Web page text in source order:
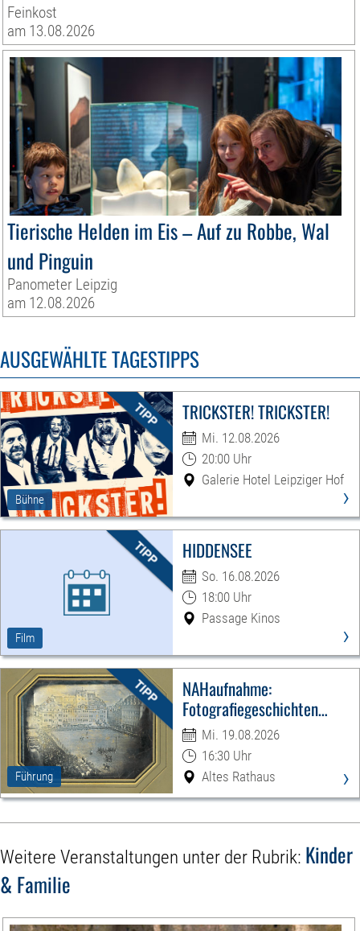
Feinkost
am 13.08.2026
Tierische Helden im Eis – Auf zu Robbe, Wal
und Pinguin
Panometer Leipzig
am 12.08.2026
AUSGEWÄHLTE TAGESTIPPS
Bühne
TRICKSTER! TRICKSTER!
Mi. 12.08.2026
20:00 Uhr
Galerie Hotel Leipziger Hof
›
Film
HIDDENSEE
So. 16.08.2026
18:00 Uhr
Passage Kinos
›
Führung
NAHaufnahme:
Fotografiegeschichten
Leipzigs
Mi. 19.08.2026
16:30 Uhr
Altes Rathaus
›
Weitere Veranstaltungen unter der Rubrik: Kinder
& Familie